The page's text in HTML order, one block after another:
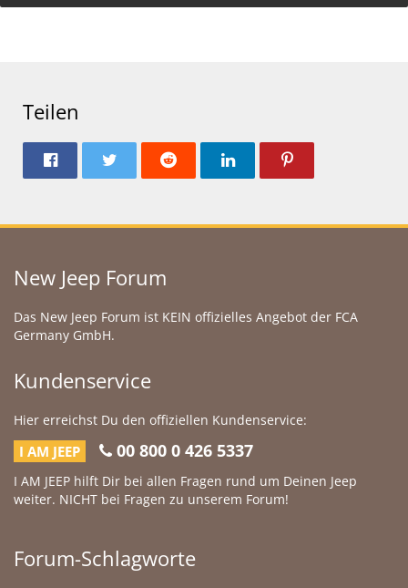
Teilen
New Jeep Forum
Das New Jeep Forum ist KEIN offizielles Angebot der FCA
Germany GmbH.
Kundenservice
Hier erreichst Du den offiziellen Kundenservice:
I AM JEEP 00 800 0 426 5337
I AM JEEP hilft Dir bei allen Fragen rund um Deinen Jeep
weiter. NICHT bei Fragen zu unserem Forum!
Forum-Schlagworte